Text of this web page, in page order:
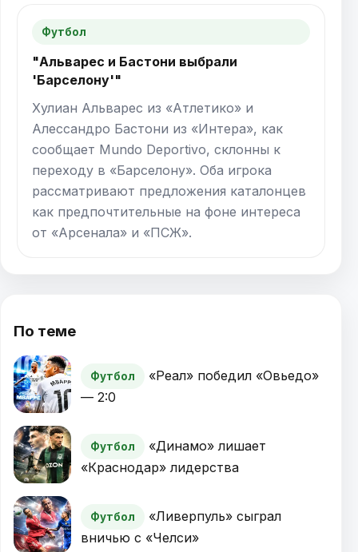
Футбол
"Альварес и Бастони выбрали
'Барселону'"
Хулиан Альварес из «Атлетико» и
Алессандро Бастони из «Интера», как
сообщает Mundo Deportivo, склонны к
переходу в «Барселону». Оба игрока
рассматривают предложения каталонцев
как предпочтительные на фоне интереса
от «Арсенала» и «ПСЖ».
По теме
Футбол
«Реал» победил «Овьедо»
— 2:0
Футбол
«Динамо» лишает
«Краснодар» лидерства
Футбол
«Ливерпуль» сыграл
вничью с «Челси»